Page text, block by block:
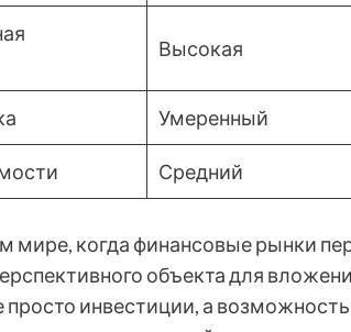
Высокая
Умеренный
Средний
мире, когда финансовые рынки
объекта для
просто инвестиции, а